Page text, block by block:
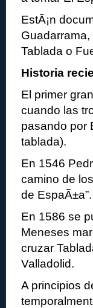
EstÃ¡n
Tablada o
Historia
El primer
cuando las
pasando por
tablada).
En 1546
camino de
de EspaÃ±a”.
En 1586 se
Meneses
cruzar
Valladolid.
A principios